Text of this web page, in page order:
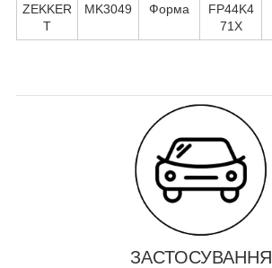
ZEKKER
T
MK3049 Форма
FP44K4
71X
ЗАСТОСУВАННЯ